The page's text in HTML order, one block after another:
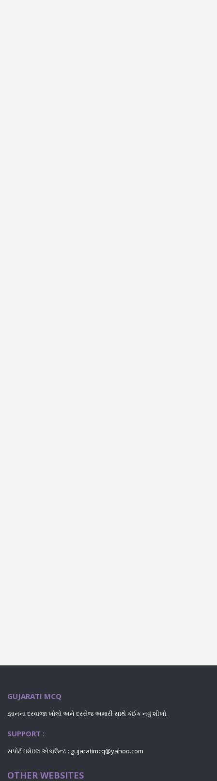
GUJARATI MCQ
જ્ઞાનના દરવાજા ખોલો અને દરરોજ અમારી સાથે કંઈક નવું શીખો.
SUPPORT :
સપોર્ટ ઇમેઇલ એકાઉન્ટ : gujaratimcq@yahoo.com
OTHER WEBSITES